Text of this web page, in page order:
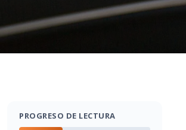
PROGRESO DE LECTURA